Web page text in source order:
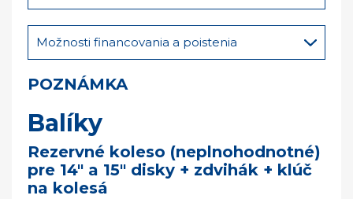
Možnosti financovania a poistenia
POZNÁMKA
Balíky
Rezervné koleso (neplnohodnotné)
pre 14" a 15" disky + zdvihák + klúč
na kolesá